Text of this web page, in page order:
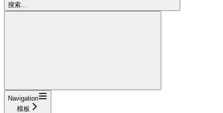
搜索...
Navigation
模板